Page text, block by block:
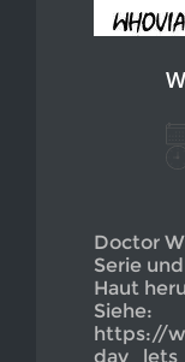
Doctor
Serie
Haut
Siehe:
https://